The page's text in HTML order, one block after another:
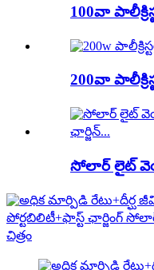
100వా
200వా
సోలార్ లైట్